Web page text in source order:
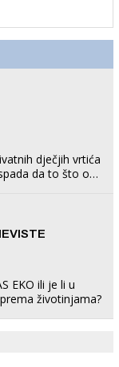
dječjih vrtića
da to što oni
EKO ili je li u
životinjama?